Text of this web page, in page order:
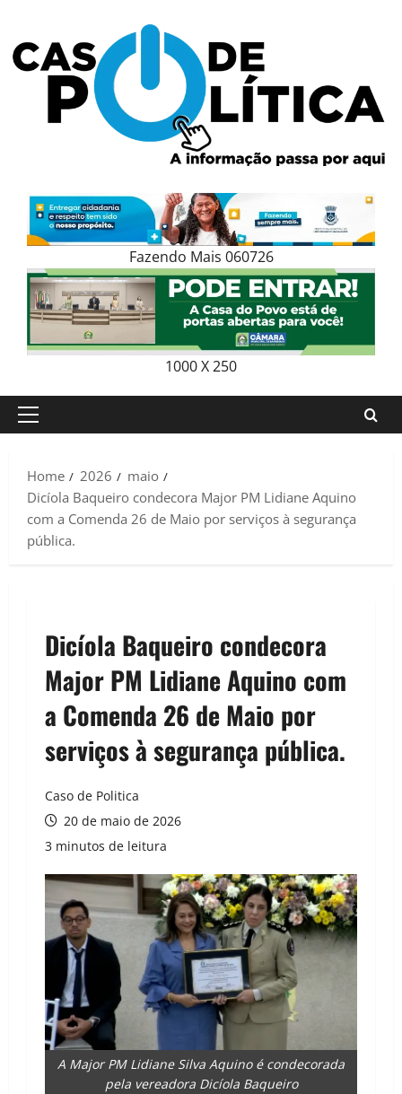
content
Fazendo Mais 060726
1000 X 250
Primary
Home
2026
maio
Dicíola Baqueiro condecora Major PM Lidiane Aquino
com a Comenda 26 de Maio por serviços à segurança
pública.
Dicíola Baqueiro condecora
Major PM Lidiane Aquino com
a Comenda 26 de Maio por
serviços à segurança pública.
Caso de Politica
20 de maio de 2026
3 minutos de leitura
A Major PM Lidiane Silva Aquino é condecorada
pela vereadora Dicíola Baqueiro